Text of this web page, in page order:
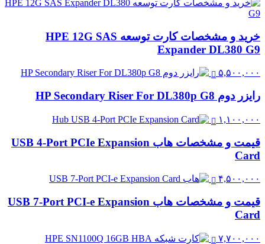
خرید و مشخصات کارت توسعه HPE 12G SAS
Expander DL380 G9
۵,۵۰۰,۰۰۰
رایزر دوم HP Secondary Riser For DL380p G8
۱,۱۰۰,۰۰۰
قیمت و مشخصات هاب USB 4-Port PCIe Expansion
Card
۴,۵۰۰,۰۰۰
قیمت و مشخصات هاب USB 7-Port PCI-e Expansion
Card
۷,۷۰۰,۰۰۰